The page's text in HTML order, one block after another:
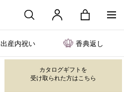
出産内祝い 香典返し
カタログギフトを
受け取られた方はこちら